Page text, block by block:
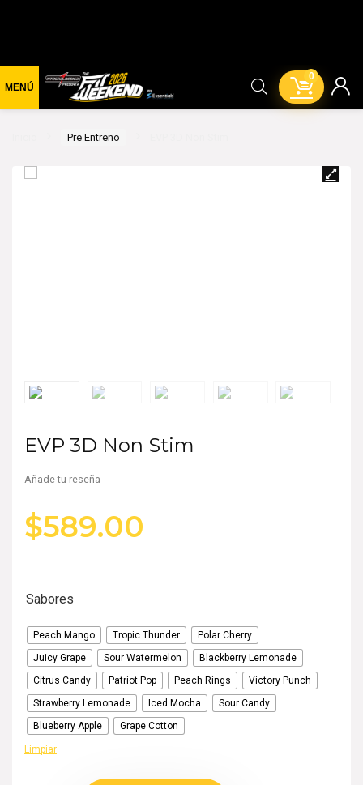
0
Pre Entreno
EVP 3D Non Stim
Añade tu reseña
$589.00
Sabores
Peach Mango Tropic Thunder
Polar Cherry
Juicy Grape
Sour Watermelon
Blackberry Lemonade
Citrus Candy
Patriot Pop Peach Rings
Victory Punch
Strawberry Lemonade
Iced Mocha
Sour Candy
Blueberry Apple
Grape Cotton
Limpiar